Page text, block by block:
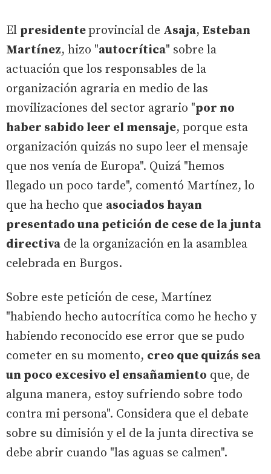
El presidenteprovincial de Asaja, Esteban
Martínez, hizo "autocrítica" sobre la
actuación que los responsables de la
organización agraria en medio de las
movilizaciones del sector agrario "por no
haber sabido leer el mensaje, porque esta
organización quizás no supo leer el mensaje
que nos venía de Europa". Quizá "hemos
llegado un poco tarde", comentó Martínez, lo
que ha hecho que asociados hayan
presentado una petición de cese de la junta
directiva de la organización en la asamblea
celebrada en Burgos.
Sobre este petición de cese, Martínez
"habiendo hecho autocrítica como he hecho y
habiendo reconocido ese error que se pudo
cometer en su momento, creo que quizás sea
un poco excesivo el ensañamiento que, de
alguna manera, estoy sufriendo sobre todo
contra mi persona". Considera que el debate
sobre su dimisión y el de la junta directiva se
debe abrir cuando "las aguas se calmen".